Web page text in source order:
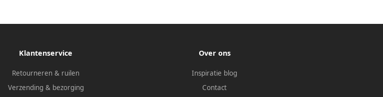
Klantenservice
Retourneren & ruilen
Verzending & bezorging
Over ons
Inspiratie blog
Contact